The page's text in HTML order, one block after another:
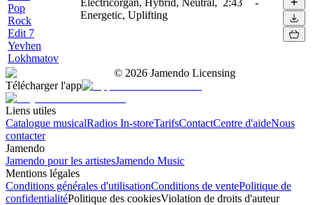
Pop
Rock
Edit 7
Yevhen
Lokhmatov
Energetic, Uplifting
© 2026 Jamendo Licensing
Télécharger l'app
Liens utiles
Catalogue musicalRadios In-storeTarifsContactCentre d'aideNous
contacter
Jamendo
Jamendo pour les artistesJamendo Music
Mentions légales
Conditions générales d'utilisationConditions de ventePolitique de
confidentialitéPolitique des cookiesViolation de droits d'auteur